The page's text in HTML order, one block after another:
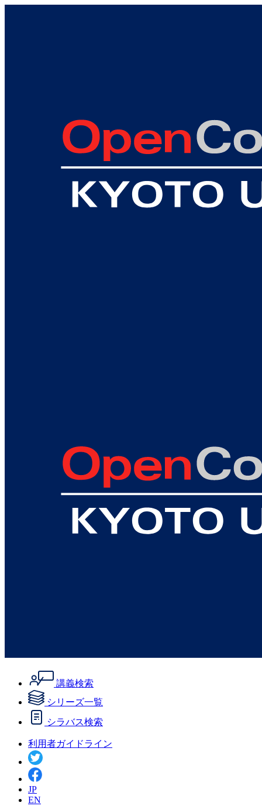
講義検索
シリーズ一覧
シラバス検索
利用者ガイドライン
JP
EN